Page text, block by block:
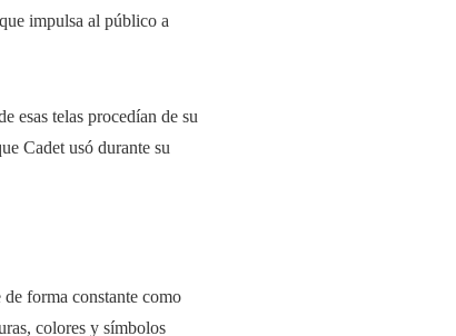
impulsa al público a
esas telas procedían de su
Cadet usó durante su
forma constante como
colores y símbolos